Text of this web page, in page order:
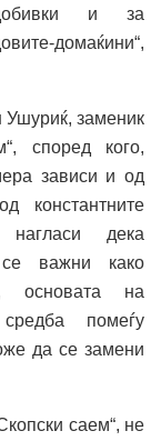
и за
домаќини“,
Ушуриќ, заменик
според кого,
зависи и од
константните
дека
се важни како
основата на
помеѓу
да се замени
саем“, не